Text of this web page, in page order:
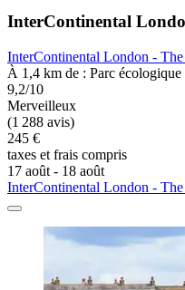
InterContinental
InterContinental London -
À 1,4 km de : Parc
9,2/10
Merveilleux
(1 288 avis)
245 €
taxes et frais compris
17 août - 18 août
InterContinental London -